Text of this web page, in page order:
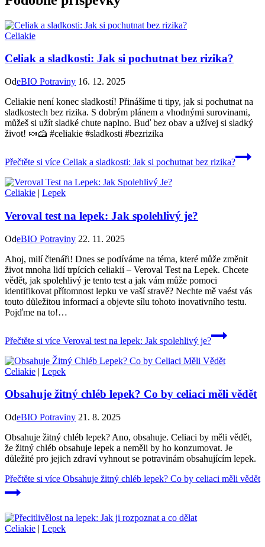
Celiakie
Celiak a sladkosti: Jak si pochutnat bez rizika?
OdeBIO Potraviny 16. 12. 2025
Celiakie není konec sladkostí! Přinášíme ti tipy, jak si pochutnat na
sladkostech bez rizika. S dobrým plánem a vhodnými surovinami,
můžeš si užít sladké chute naplno. Buď bez obav a užívej si sladký
život! 🍬🍰 #celiakie #sladkosti #bezrizika
Přečtěte si více Celiak a sladkosti: Jak si pochutnat bez rizika?
Celiakie | Lepek
Veroval test na lepek: Jak spolehlivý je?
OdeBIO Potraviny 22. 11. 2025
Ahoj, milí čtenáři! Dnes se podíváme na téma, které může změnit
život mnoha lidí trpících celiakií – Veroval Test na Lepek. Chcete
vědět, jak spolehlivý je tento test a jak vám může pomoci
identifikovat přítomnost lepku ve vaší stravě? Nechte mě vaést vás
touto důležitou informací a objevte sílu tohoto inovativního testu.
Pojďme na to!…
Přečtěte si více Veroval test na lepek: Jak spolehlivý je?
Celiakie | Lepek
Obsahuje žitný chléb lepek? Co by celiaci měli vědět
OdeBIO Potraviny 21. 8. 2025
Obsahuje žitný chléb lepek? Ano, obsahuje. Celiaci by měli vědět,
že žitný chléb obsahuje lepek a neměli by ho konzumovat. Je
důležité pro jejich zdraví vyhnout se potravinám obsahujícím lepek.
Přečtěte si více Obsahuje žitný chléb lepek? Co by celiaci měli vědět
Celiakie | Lepek